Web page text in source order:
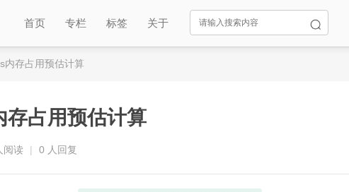
首页 专栏 标签 关于
内存占用预估计算
占用预估计算
阅读 | 0 人回复